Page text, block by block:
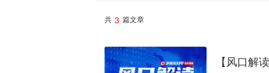
共 3 篇文章
【风口解